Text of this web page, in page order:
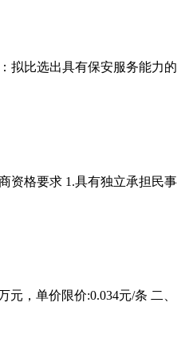
拟比选出具有保安服务能力的
资格要求 1.具有独立承担民事
，单价限价:0.034元/条 二、